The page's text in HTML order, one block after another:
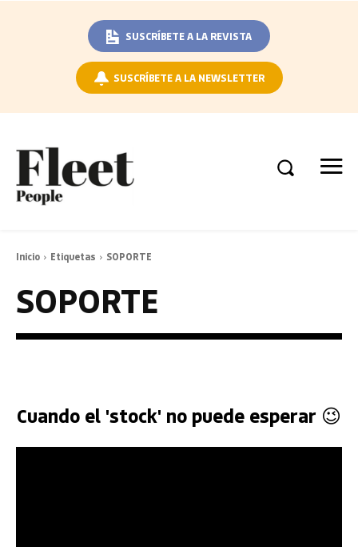
SUSCRÍBETE A LA REVISTA
SUSCRÍBETE A LA NEWSLETTER
Inicio Etiquetas SOPORTE
SOPORTE
Cuando el 'stock' no puede esperar 😉